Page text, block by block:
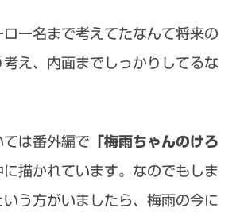
ー名まで考えてたなんて将来の
考え、内面までしっかりしてるな
は番外編で 「梅雨ちゃんのけろ
に描かれています。なのでもしま
う方がいましたら、梅雨の今に